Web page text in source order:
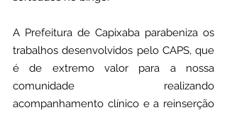
A Prefeitura de Capixaba parabeniza os
trabalhos desenvolvidos pelo CAPS, que
é de extremo valor para a nossa
comunidade realizando
acompanhamento clínico e a reinserção